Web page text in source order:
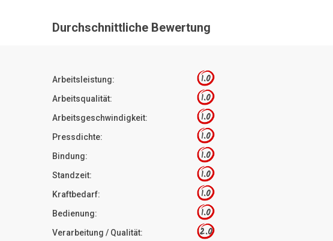
Durchschnittliche Bewertung
Arbeitsleistung: 1.0
Arbeitsqualität: 1.0
Arbeitsgeschwindigkeit: 1.0
Pressdichte: 1.0
Bindung: 1.0
Standzeit: 1.0
Kraftbedarf: 1.0
Bedienung: 1.0
Verarbeitung / Qualität: 2.0